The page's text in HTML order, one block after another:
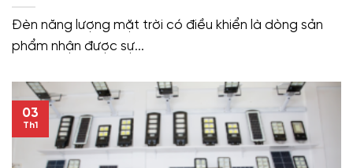
Đèn năng lượng mặt trời có điều khiển là dòng sản
phẩm nhận được sự...
03
Th1